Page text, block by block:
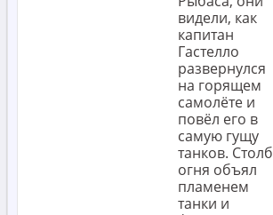
видели, как
капитан
Гастелло
развернулся
на горящем
самолёте и
повёл его в
самую гущу
танков. Столб
огня объял
пламенем
танки и